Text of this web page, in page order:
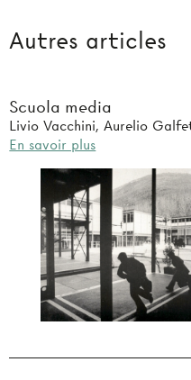
Autres articles
Scuola media
Livio Vacchini, Aurelio
En savoir plus